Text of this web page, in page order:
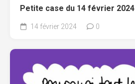
Petite case du 14 février 2024
14 février 2024 0